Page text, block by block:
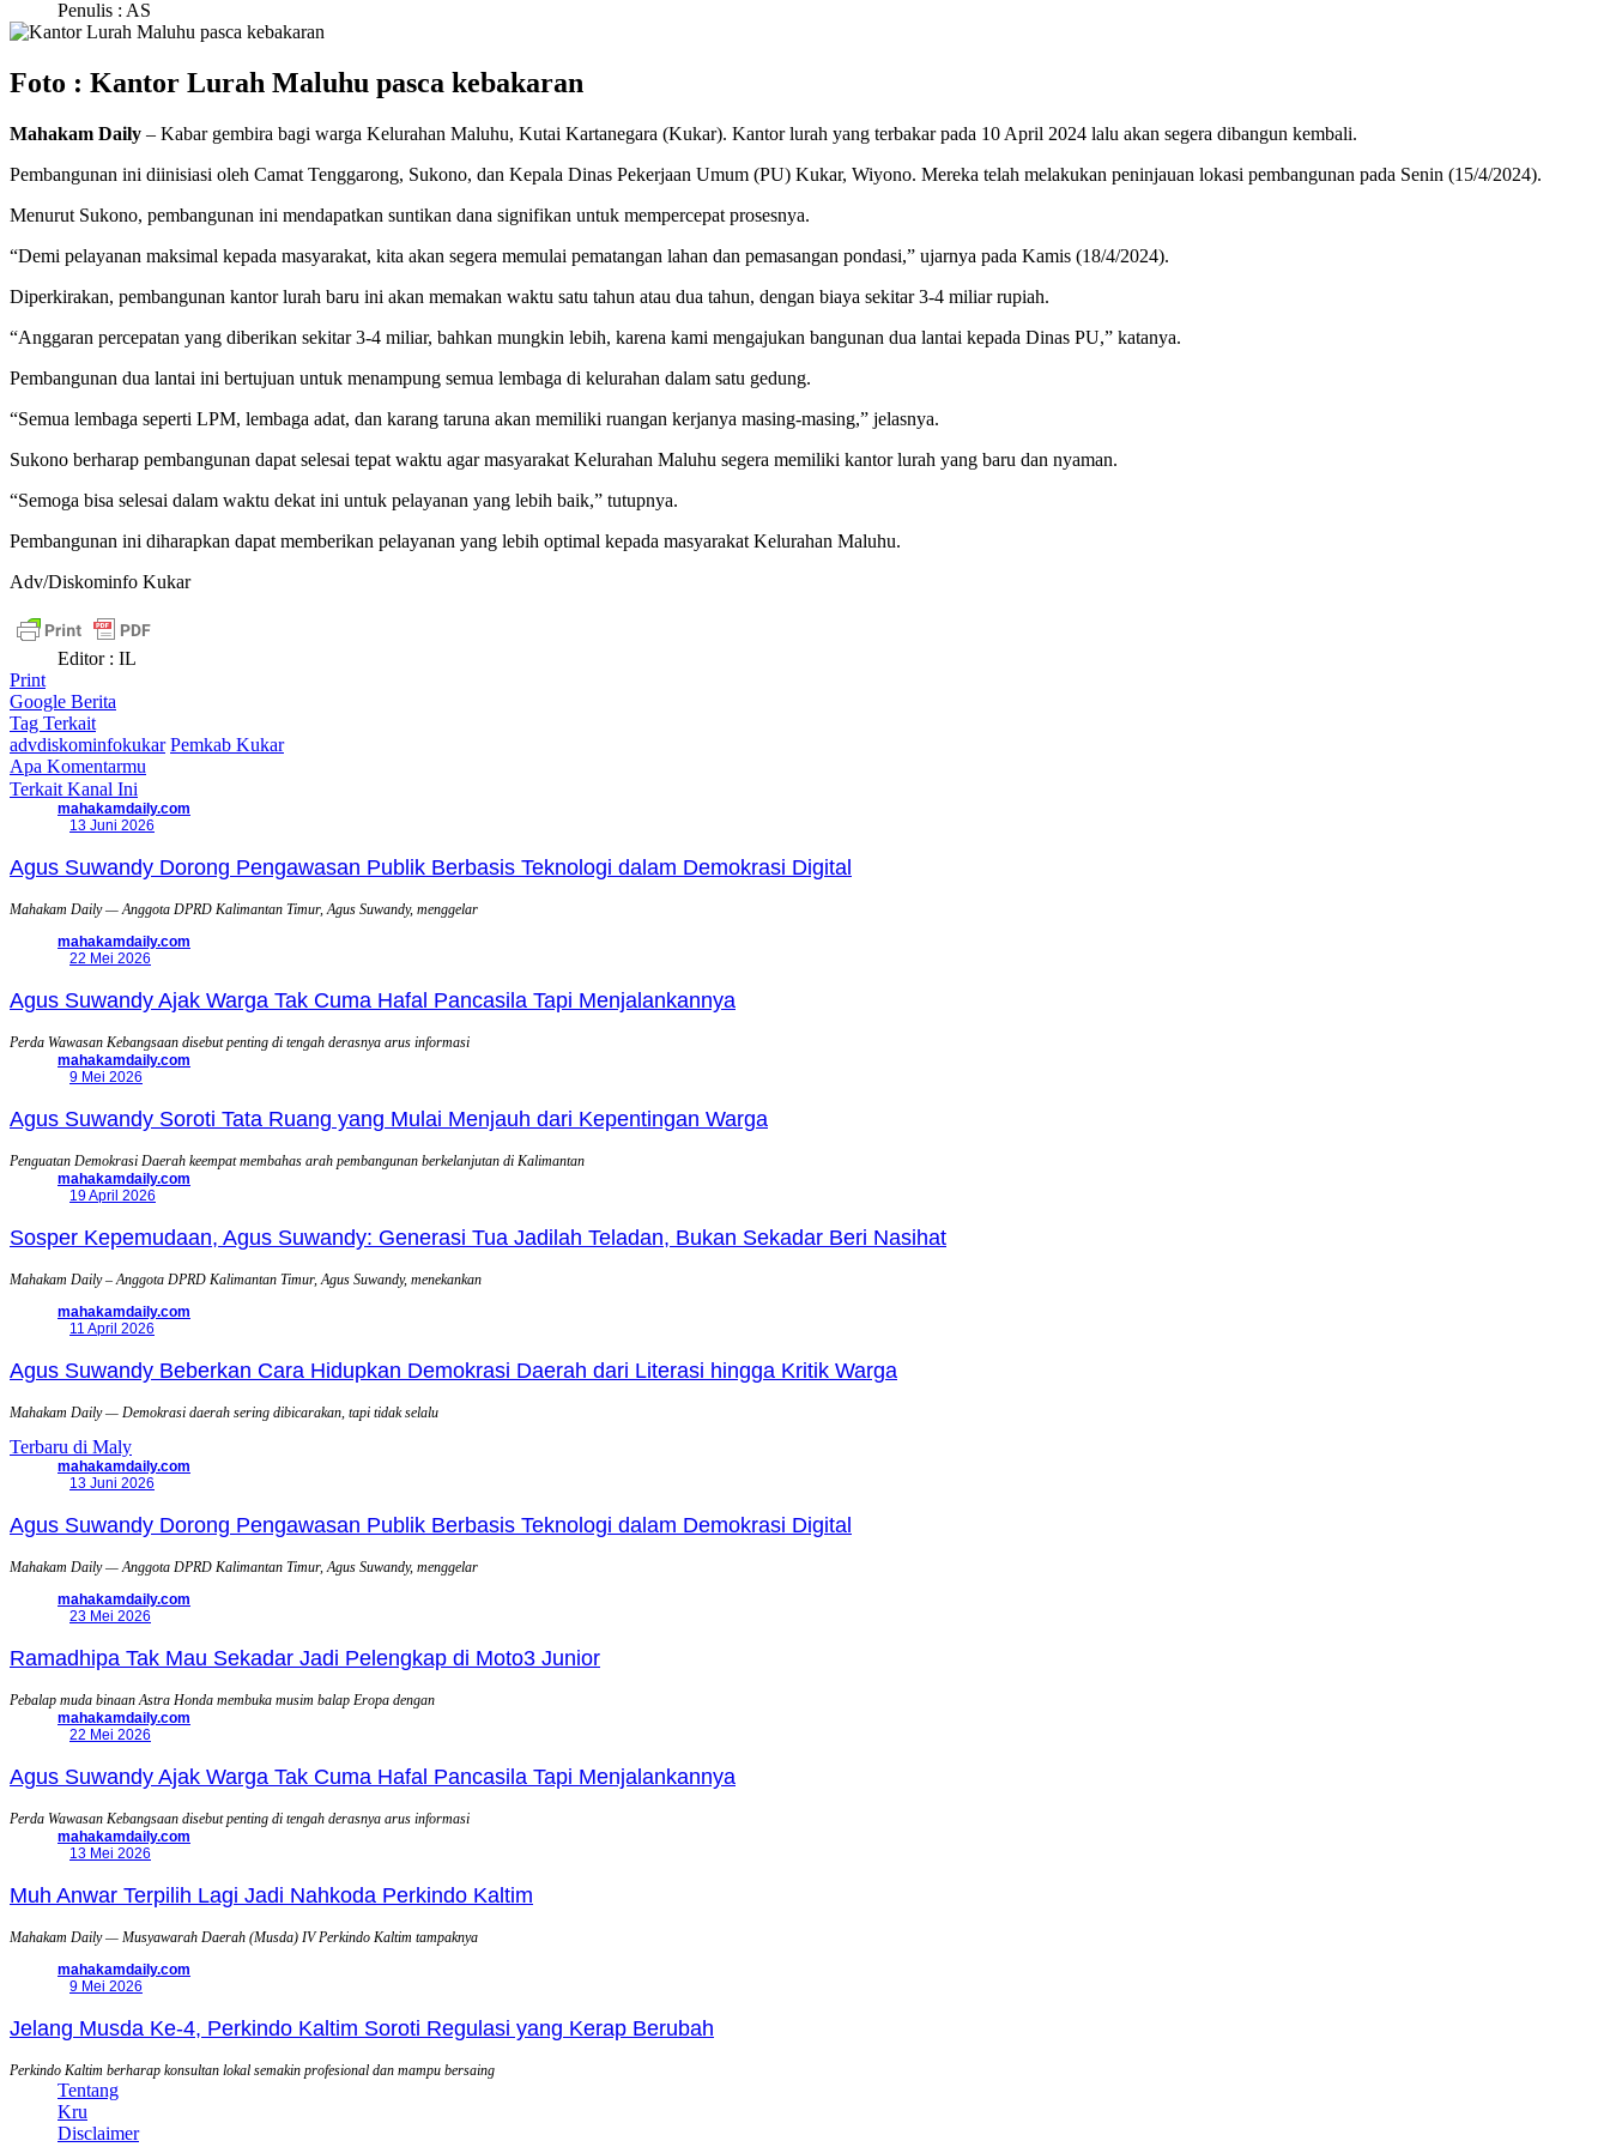
Penulis : AS
Foto : Kantor Lurah Maluhu pasca kebakaran
Mahakam Daily – Kabar gembira bagi warga Kelurahan Maluhu, Kutai Kartanegara (Kukar). Kantor lurah yang terbakar pada 10 April 2024 lalu akan segera dibangun kembali.
Pembangunan ini diinisiasi oleh Camat Tenggarong, Sukono, dan Kepala Dinas Pekerjaan Umum (PU) Kukar, Wiyono. Mereka telah melakukan peninjauan lokasi pembangunan pada Senin (15/4/2024).
Menurut Sukono, pembangunan ini mendapatkan suntikan dana signifikan untuk mempercepat prosesnya.
“Demi pelayanan maksimal kepada masyarakat, kita akan segera memulai pematangan lahan dan pemasangan pondasi,” ujarnya pada Kamis (18/4/2024).
Diperkirakan, pembangunan kantor lurah baru ini akan memakan waktu satu tahun atau dua tahun, dengan biaya sekitar 3-4 miliar rupiah.
“Anggaran percepatan yang diberikan sekitar 3-4 miliar, bahkan mungkin lebih, karena kami mengajukan bangunan dua lantai kepada Dinas PU,” katanya.
Pembangunan dua lantai ini bertujuan untuk menampung semua lembaga di kelurahan dalam satu gedung.
“Semua lembaga seperti LPM, lembaga adat, dan karang taruna akan memiliki ruangan kerjanya masing-masing,” jelasnya.
Sukono berharap pembangunan dapat selesai tepat waktu agar masyarakat Kelurahan Maluhu segera memiliki kantor lurah yang baru dan nyaman.
“Semoga bisa selesai dalam waktu dekat ini untuk pelayanan yang lebih baik,” tutupnya.
Pembangunan ini diharapkan dapat memberikan pelayanan yang lebih optimal kepada masyarakat Kelurahan Maluhu.
Adv/Diskominfo Kukar
Editor : IL
Print
Google Berita
Tag Terkait
advdiskominfokukar Pemkab Kukar
Apa Komentarmu
Terkait Kanal Ini
mahakamdaily.com
13 Juni 2026
Agus Suwandy Dorong Pengawasan Publik Berbasis Teknologi dalam Demokrasi Digital
Mahakam Daily — Anggota DPRD Kalimantan Timur, Agus Suwandy, menggelar
mahakamdaily.com
22 Mei 2026
Agus Suwandy Ajak Warga Tak Cuma Hafal Pancasila Tapi Menjalankannya
Perda Wawasan Kebangsaan disebut penting di tengah derasnya arus informasi
mahakamdaily.com
9 Mei 2026
Agus Suwandy Soroti Tata Ruang yang Mulai Menjauh dari Kepentingan Warga
Penguatan Demokrasi Daerah keempat membahas arah pembangunan berkelanjutan di Kalimantan
mahakamdaily.com
19 April 2026
Sosper Kepemudaan, Agus Suwandy: Generasi Tua Jadilah Teladan, Bukan Sekadar Beri Nasihat
Mahakam Daily – Anggota DPRD Kalimantan Timur, Agus Suwandy, menekankan
mahakamdaily.com
11 April 2026
Agus Suwandy Beberkan Cara Hidupkan Demokrasi Daerah dari Literasi hingga Kritik Warga
Mahakam Daily — Demokrasi daerah sering dibicarakan, tapi tidak selalu
Terbaru di Maly
mahakamdaily.com
13 Juni 2026
Agus Suwandy Dorong Pengawasan Publik Berbasis Teknologi dalam Demokrasi Digital
Mahakam Daily — Anggota DPRD Kalimantan Timur, Agus Suwandy, menggelar
mahakamdaily.com
23 Mei 2026
Ramadhipa Tak Mau Sekadar Jadi Pelengkap di Moto3 Junior
Pebalap muda binaan Astra Honda membuka musim balap Eropa dengan
mahakamdaily.com
22 Mei 2026
Agus Suwandy Ajak Warga Tak Cuma Hafal Pancasila Tapi Menjalankannya
Perda Wawasan Kebangsaan disebut penting di tengah derasnya arus informasi
mahakamdaily.com
13 Mei 2026
Muh Anwar Terpilih Lagi Jadi Nahkoda Perkindo Kaltim
Mahakam Daily — Musyawarah Daerah (Musda) IV Perkindo Kaltim tampaknya
mahakamdaily.com
9 Mei 2026
Jelang Musda Ke-4, Perkindo Kaltim Soroti Regulasi yang Kerap Berubah
Perkindo Kaltim berharap konsultan lokal semakin profesional dan mampu bersaing
Tentang
Kru
Disclaimer